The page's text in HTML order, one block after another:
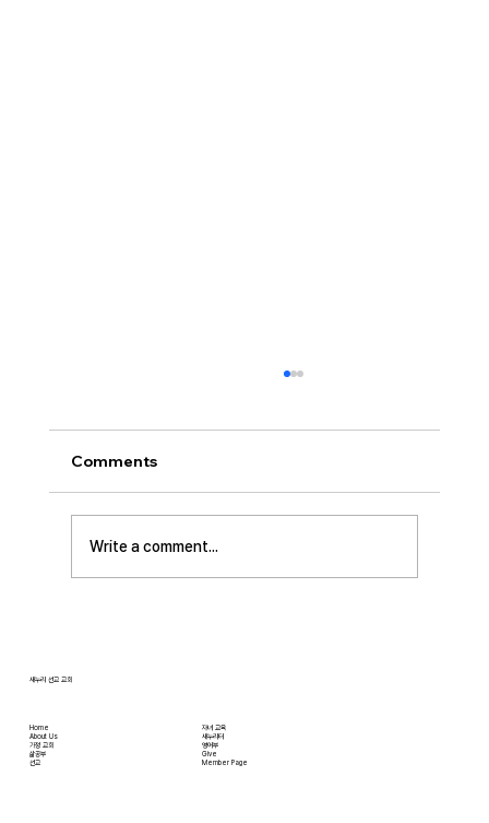
오늘날 성도로서 올바른 신앙생활을 하는 데 걸
림돌이 되는 세 가지가 있습니다. 첫째는 안일주
의입니다. 산업혁명 이후 급속도로 발전한 물질
문명은 우리의 삶을 매우 편리하게 만들어 주었
Comments
Write a comment...
Home
About Us
​가정 교회
​삶공부
​선교
자녀 교육
새누리터
영어부
Give
Member Page
새누리 선교 교회